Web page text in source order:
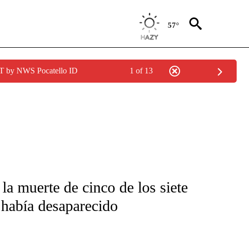
57°
by NWS Pocatello ID 1 of 13
ABOUT NEW PAGES ON "CNN-SPANISH".
muerte de cinco de los siete
desaparecido